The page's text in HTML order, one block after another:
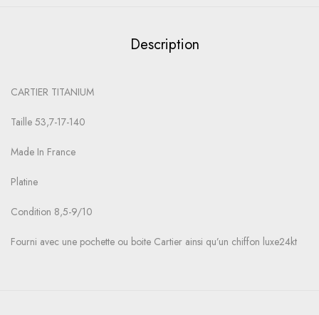
Description
CARTIER TITANIUM
Taille 53,7-17-140
Made In France
Platine
Condition 8,5-9/10
Fourni avec une pochette ou boite Cartier ainsi qu’un chiffon luxe24kt